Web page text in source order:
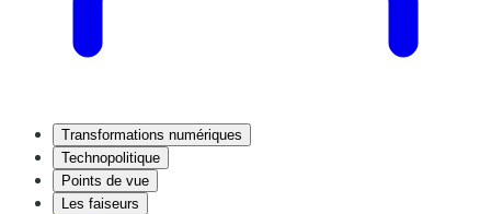
Transformations numériques
Technopolitique
Points de vue
Les faiseurs